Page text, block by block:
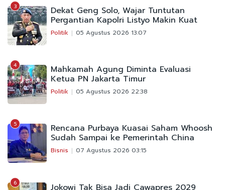
3 Dekat Geng Solo, Wajar Tuntutan
Pergantian Kapolri Listyo Makin Kuat
Politik 05 Agustus 2026 13:07
4 Mahkamah Agung Diminta Evaluasi
Ketua PN Jakarta Timur
Politik 05 Agustus 2026 22:38
5 Rencana Purbaya Kuasai Saham Whoosh
Sudah Sampai ke Pemerintah China
Bisnis 07 Agustus 2026 03:15
6 Jokowi Tak Bisa Jadi Cawapres 2029